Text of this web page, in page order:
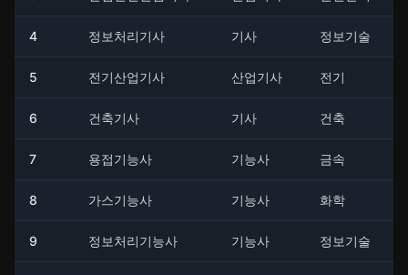
4 정보처리기사 기사 정보기술
5 전기산업기사 산업기사 전기
6 건축기사 기사 건축
7 용접기능사 기능사 금속
8 가스기능사 기능사 화학
9 정보처리기능사 기능사 정보기술